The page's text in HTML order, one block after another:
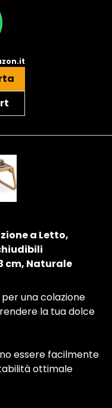
a Letto,
cm, Naturale
una colazione
la tua dolce
essere facilmente
ottimale